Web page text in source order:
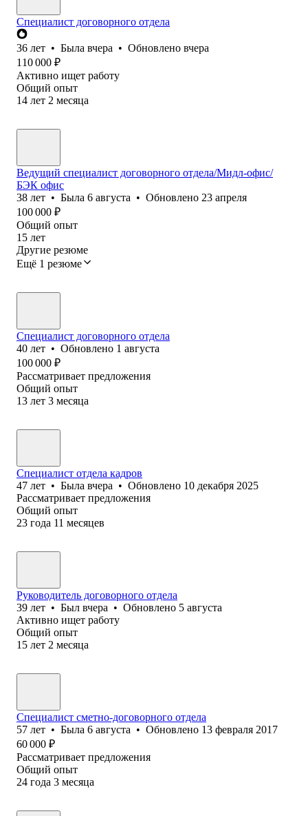
Специалист договорного отдела
36 лет • Была вчера • Обновлено вчера
110 000 ₽
Активно ищет работу
Общий опыт
14 лет 2 месяца
Ведущий специалист договорного отдела/Мидл-офис/
БЭК офис
38 лет • Была 6 августа • Обновлено 23 апреля
100 000 ₽
Общий опыт
15 лет
Другие резюме
Ещё 1 резюме
Специалист договорного отдела
40 лет • Обновлено 1 августа
100 000 ₽
Рассматривает предложения
Общий опыт
13 лет 3 месяца
Специалист отдела кадров
47 лет • Была вчера • Обновлено 10 декабря 2025
Рассматривает предложения
Общий опыт
23 года 11 месяцев
Руководитель договорного отдела
39 лет • Был вчера • Обновлено 5 августа
Активно ищет работу
Общий опыт
15 лет 2 месяца
Специалист сметно-договорного отдела
57 лет • Была 6 августа • Обновлено 13 февраля 2017
60 000 ₽
Рассматривает предложения
Общий опыт
24 года 3 месяца